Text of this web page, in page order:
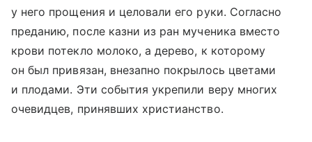
у него прощения и целовали его руки. Согласно
преданию, после казни из ран мученика вместо
крови потекло молоко, а дерево, к которому
он был привязан, внезапно покрылось цветами
и плодами. Эти события укрепили веру многих
очевидцев, принявших христианство.